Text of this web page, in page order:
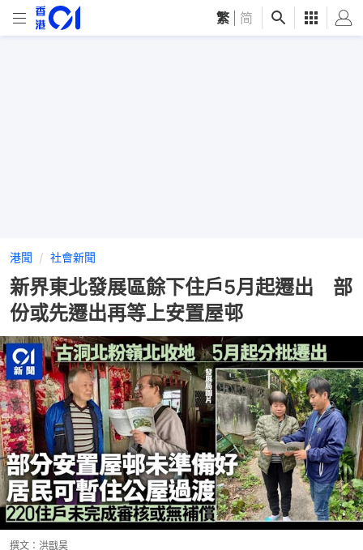
繁 简
港聞 社會新聞
新界東北發展區餘下住戶5月起遷出 部
份或先遷出再等上安置屋邨
撰文： 洪戩昊